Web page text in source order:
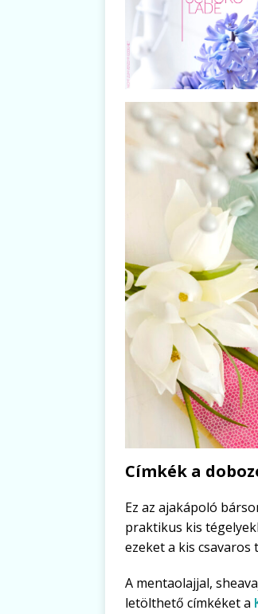
Címkék a
Ez az ajakápoló
praktikus kis
ezeket a kis
A mentaolajjal,
letölthető címkéket a